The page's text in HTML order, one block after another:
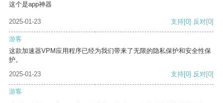
这个是app神器
2025-01-23 支持[0] 反对[0]
游客
这款加速器VPM应用程序已经为我们带来了无限的隐私保护和安全性保
护。
2025-01-23
支持[0] 反对[0]
游客